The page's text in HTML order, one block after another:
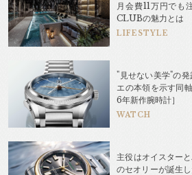
月会費11万円で
CLUBの魅力とは
LIFESTYLE
"見せない美学"の
エの本領を示す同
6年新作腕時計］
WATCH
主役はオイスター
のセオリーが誕生